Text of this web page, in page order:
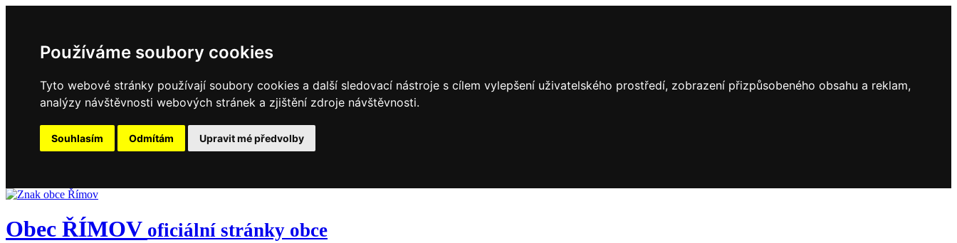
Používáme soubory cookies
Tyto webové stránky používají soubory cookies a další sledovací nástroje s cílem vylepšení uživatelského prostředí, zobrazení přizpůsobeného obsahu a reklam,
analýzy návštěvnosti webových stránek a zjištění zdroje návštěvnosti.
Souhlasím Odmítám Upravit mé předvolby
Obec ŘÍMOV oficiální stránky obce